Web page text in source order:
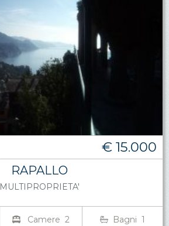
€ 15.000
RAPALLO
MULTIPROPRIETA'
Camere 2 Bagni 1